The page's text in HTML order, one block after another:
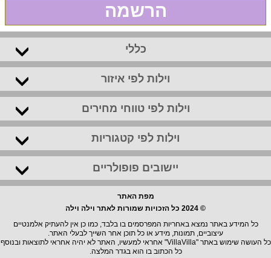
הרשמה
כללי
וילות לפי איזור
וילות לפי טווחי מחירים
וילות לפי קטגוריות
יישובים פופולריים
מפת האתר
© 2024 כל הזכויות שמורות לאתר וילה וילה
כל המידע באתר נמצא באחריות המפרסמים בו בלבד, כמו כן אין להעתיק אלמנטיים
עיצוביים, תמונות, מידע או כל תוכן אחר השייך לבעלי האתר.
כל העושה שימוש באתר "VillaVilla" אחראי למעשיו, האתר לא יהיה אחראי לתוצאות ובנוסף
כל הכתוב בו הוא בגדר המלצה.